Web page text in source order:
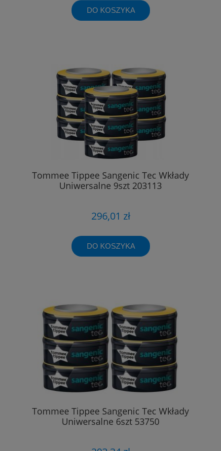
DO KOSZYKA
Tommee Tippee Sangenic Tec Wkłady
Uniwersalne 9szt 203113
296,01 zł
DO KOSZYKA
Tommee Tippee Sangenic Tec Wkłady
Uniwersalne 6szt 53750